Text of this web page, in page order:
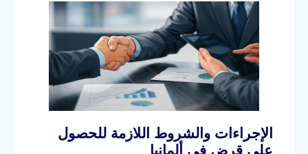
الإجراءات والشروط اللازمة للحصول
على قرض في ألمانيا